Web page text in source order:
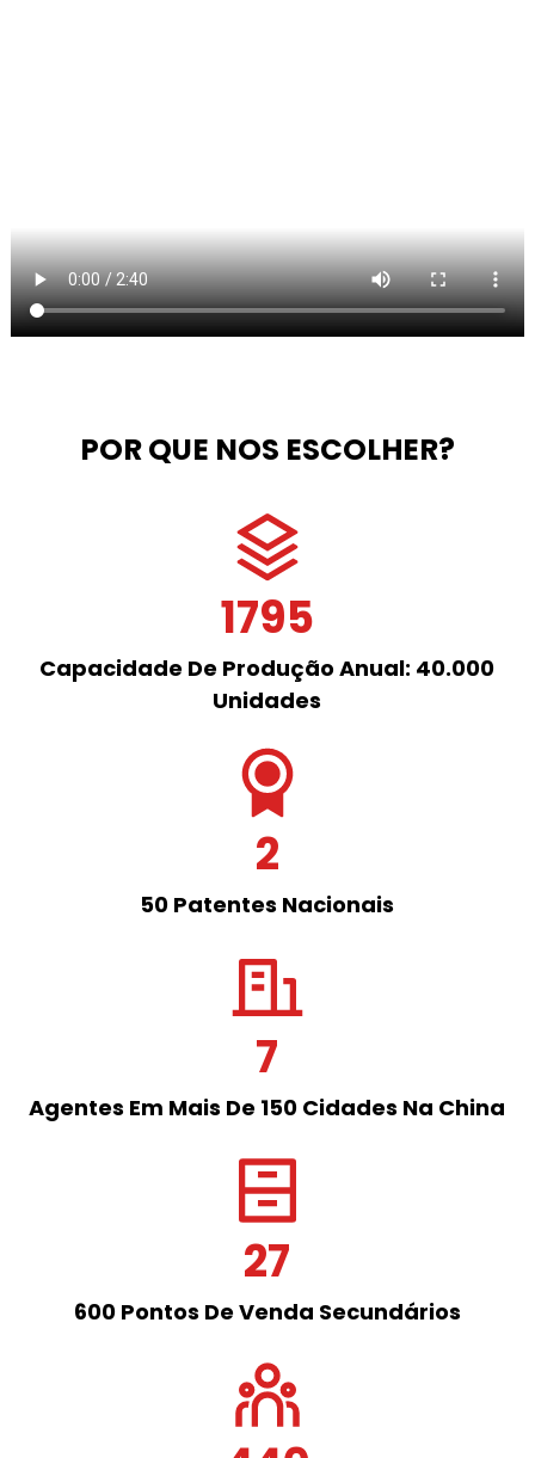
POR QUE NOS ESCOLHER?
1795
Capacidade De Produção Anual: 40.000
Unidades
2
50 Patentes Nacionais
7
Agentes Em Mais De 150 Cidades Na China
27
600 Pontos De Venda Secundários